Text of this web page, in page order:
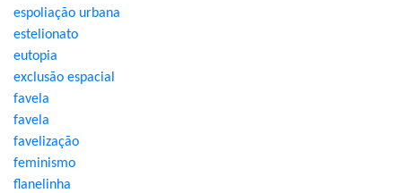
espoliação urbana
estelionato
eutopia
exclusão espacial
favela
favela
favelização
feminismo
flanelinha